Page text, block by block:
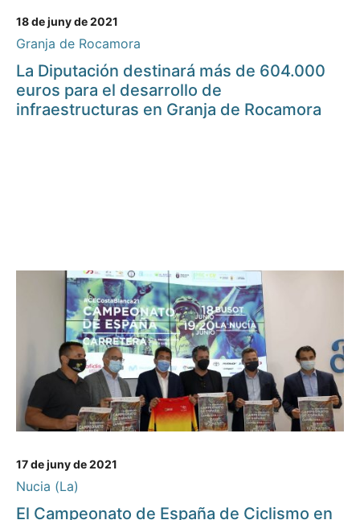
18 de juny de 2021
Granja de Rocamora
La Diputación destinará más de 604.000
euros para el desarrollo de
infraestructuras en Granja de Rocamora
17 de juny de 2021
Nucia (La)
El Campeonato de España de Ciclismo en